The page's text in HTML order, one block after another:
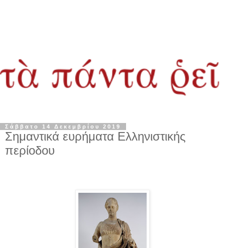
Σάββατο 14 Δεκεμβρίου 2019
Σημαντικά ευρήματα Ελληνιστικής
περίοδου